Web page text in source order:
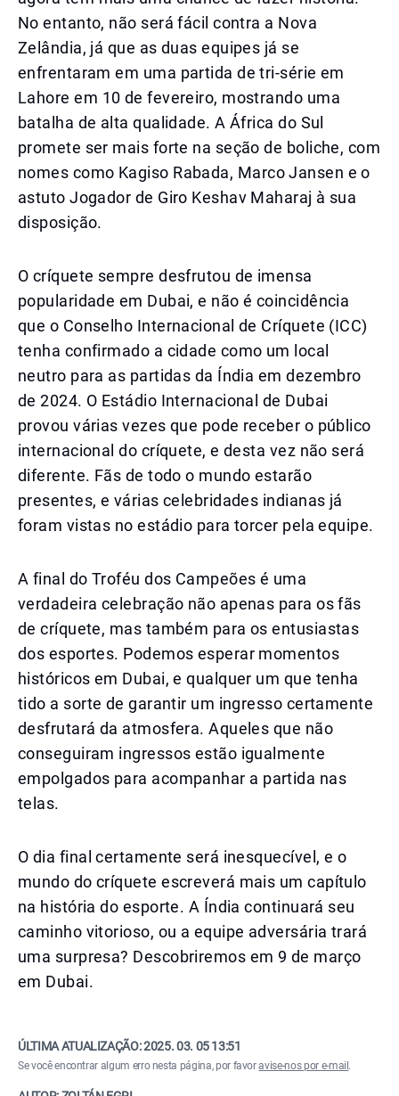
No entanto, não será fácil contra a Nova
Zelândia, já que as duas equipes já se
enfrentaram em uma partida de tri-série em
Lahore em 10 de fevereiro, mostrando uma
batalha de alta qualidade. A África do Sul
promete ser mais forte na seção de boliche, com
nomes como Kagiso Rabada, Marco Jansen e o
astuto Jogador de Giro Keshav Maharaj à sua
disposição.
O críquete sempre desfrutou de imensa
popularidade em Dubai, e não é coincidência
que o Conselho Internacional de Críquete (ICC)
tenha confirmado a cidade como um local
neutro para as partidas da Índia em dezembro
de 2024. O Estádio Internacional de Dubai
provou várias vezes que pode receber o público
internacional do críquete, e desta vez não será
diferente. Fãs de todo o mundo estarão
presentes, e várias celebridades indianas já
foram vistas no estádio para torcer pela equipe.
A final do Troféu dos Campeões é uma
verdadeira celebração não apenas para os fãs
de críquete, mas também para os entusiastas
dos esportes. Podemos esperar momentos
históricos em Dubai, e qualquer um que tenha
tido a sorte de garantir um ingresso certamente
desfrutará da atmosfera. Aqueles que não
conseguiram ingressos estão igualmente
empolgados para acompanhar a partida nas
telas.
O dia final certamente será inesquecível, e o
mundo do críquete escreverá mais um capítulo
na história do esporte. A Índia continuará seu
caminho vitorioso, ou a equipe adversária trará
uma surpresa? Descobriremos em 9 de março
em Dubai.
ÚLTIMA ATUALIZAÇÃO:2025. 03. 05 13:51
Se você encontrar algum erro nesta página, por favoravise-nos por e-mail .